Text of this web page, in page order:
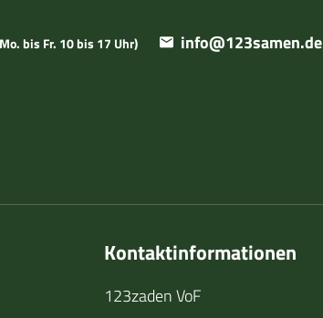
bis Fr. 10 bis 17 Uhr) info@123samen.de
Kontaktinformationen
123zaden VoF